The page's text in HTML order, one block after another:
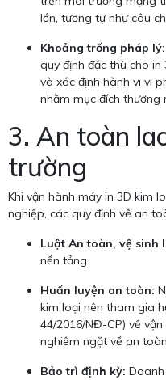
lớn, tương tự như câu
Khoảng trống pháp lý:
quy định đặc thù cho
và xác định hành vi vi
nhằm mục đích thương
3. An toàn
trường
Khi vận hành máy in 3D kim
nghiệp, các quy định về an
Luật An toàn, vệ sinh
nền tảng.
Huấn luyện an toàn:
kim loại nên tham gia
44/2016/NĐ-CP) về
nghiêm ngặt về an
Bảo trì định kỳ: